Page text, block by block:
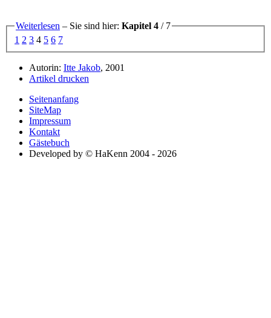
Weiterlesen – Sie sind hier: Kapitel 4 / 7
1 2 3 4 5 6 7
Autorin: Itte Jakob, 2001
Artikel drucken
Seitenanfang
SiteMap
Impressum
Kontakt
Gästebuch
Developed by © HaKenn 2004 - 2026